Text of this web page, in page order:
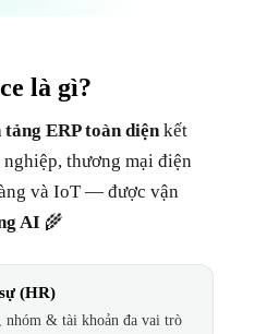
là gì?
tảng ERP toàn diệnkết
thương mại điện
và IoT — được vận
AI 🌾
(HR)
& tài khoản đa vai trò